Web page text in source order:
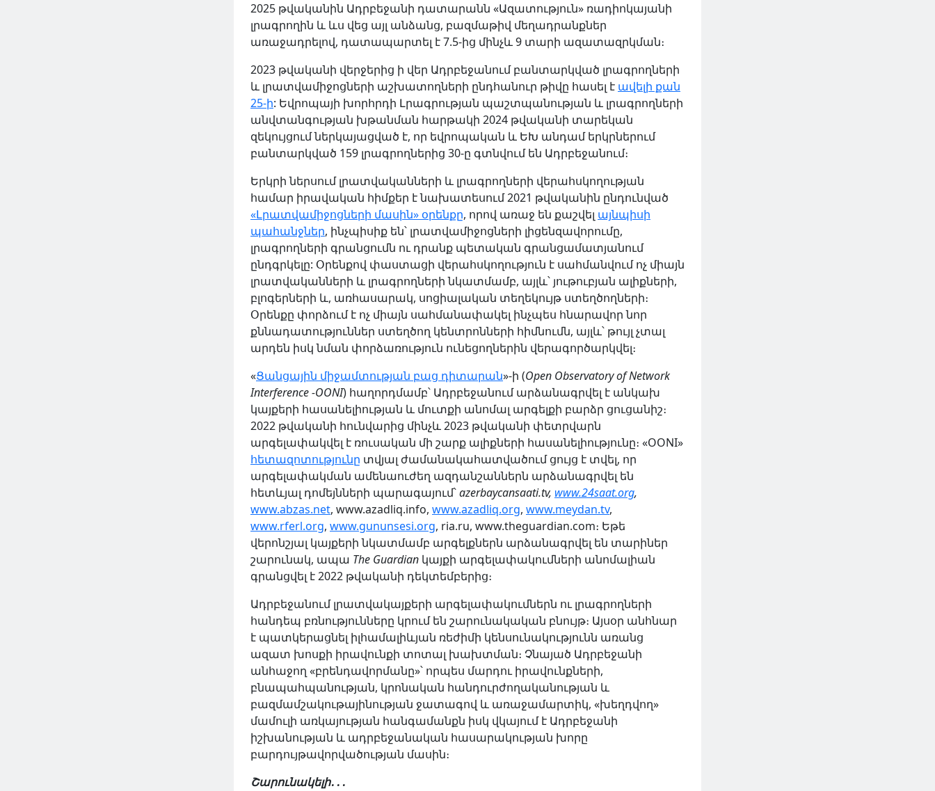
ԿԱՐԴԱԼ ԱՎԵԼԻՆ
2025 թվականին Ադրբեջանի դատարանն «Ազատություն» ռադիոկայանի
լրագրողին և ևս վեց այլ անձանց, բազմաթիվ մեղադրանքներ
առաջադրելով, դատապարտել է 7.5-ից մինչև 9 տարի ազատազրկման։
2023 թվականի վերջերից ի վեր Ադրբեջանում բանտարկված լրագրողների
և լրատվամիջոցների աշխատողների ընդհանուր թիվը հասել է ավելի քան
25-ի: Եվրոպայի խորհրդի Լրագրության պաշտպանության և լրագրողների
անվտանգության խթանման հարթակի 2024 թվականի տարեկան
զեկույցում ներկայացված է, որ եվրոպական և ԵԽ անդամ երկրներում
բանտարկված 159 լրագրողներից 30-ը գտնվում են Ադրբեջանում։
Երկրի ներսում լրատվականների և լրագրողների վերահսկողության
համար իրավական հիմքեր է նախատեսում 2021 թվականին ընդունված
«Լրատվամիջոցների մասին» օրենքը, որով առաջ են քաշվել այնպիսի
պահանջներ, ինչպիսիք են՝ լրատվամիջոցների լիցենզավորումը,
լրագրողների գրանցումն ու դրանք պետական գրանցամատյանում
ընդգրկելը: Օրենքով փաստացի վերահսկողություն է սահմանվում ոչ միայն
լրատվականների և լրագրողների նկատմամբ, այլև՝ յութուբյան ալիքների,
բլոգերների և, առհասարակ, սոցիալական տեղեկույթ ստեղծողների։
Օրենքը փորձում է ոչ միայն սահմանափակել ինչպես հնարավոր նոր
քննադատություններ ստեղծող կենտրոնների հիմնումն, այլև՝ թույլ չտալ
արդեն իսկ նման փորձառություն ունեցողներին վերագործարկվել։
«Ցանցային միջամտության բաց դիտարան»-ի (Open Observatory of Network
Interference -OONI) հաղորդմամբ՝ Ադրբեջանում արձանագրվել է անկախ
կայքերի հասանելիության և մուտքի անոմալ արգելքի բարձր ցուցանիշ։
2022 թվականի հունվարից մինչև 2023 թվականի փետրվարն
արգելափակվել է ռուսական մի շարք ալիքների հասանելիությունը։ «OONI»
հետազոտությունը տվյալ ժամանակահատվածում ցույց է տվել, որ
արգելափակման ամենաուժեղ ազդանշաններն արձանագրվել են
հետևյալ դոմեյնների պարագայում՝azerbaycansaati.tv, www.24saat.org,
www.abzas.net, www.azadliq.info, www.azadliq.org, www.meydan.tv,
www.rferl.org, www.gununsesi.org, ria.ru, www.theguardian.com։ Եթե
վերոնշյալ կայքերի նկատմամբ արգելքներն արձանագրվել են տարիներ
շարունակ, ապա The Guardian կայքի արգելափակումների անոմալիան
գրանցվել է 2022 թվականի դեկտեմբերից։
Ադրբեջանում լրատվակայքերի արգելափակումներն ու լրագրողների
հանդեպ բռնությունները կրում են շարունակական բնույթ։ Այսօր անհնար
է պատկերացնել իլհամալիևյան ռեժիմի կենսունակությունն առանց
ազատ խոսքի իրավունքի տոտալ խախտման։ Չնայած Ադրբեջանի
անհաջող «բրենդավորմանը»՝ որպես մարդու իրավունքների,
բնապահպանության, կրոնական հանդուրժողականության և
բազմամշակութայինության ջատագով և առաջամարտիկ, «խեղդվող»
մամուլի առկայության հանգամանքն իսկ վկայում է Ադրբեջանի
իշխանության և ադրբեջանական հասարակության խորը
բարդույթավորվածության մասին։
Շարունակելի․․․